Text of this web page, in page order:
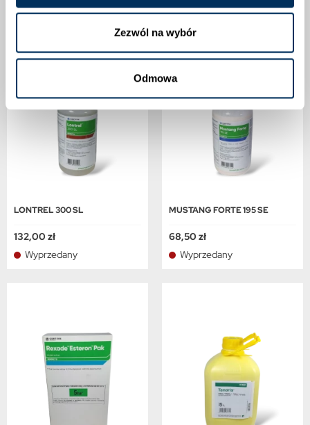
Zezwól na wybór
Odmowa
LONTREL 300 SL
132,00 zł
Wyprzedany
MUSTANG FORTE 195 SE
68,50 zł
Wyprzedany